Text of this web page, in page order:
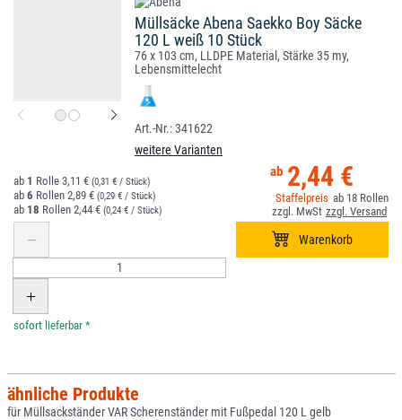
Müllsäcke Abena Saekko Boy Säcke
120 L weiß 10 Stück
76 x 103 cm, LLDPE Material, Stärke 35 my,
Lebensmittelecht
341622
weitere Varianten
2,44 €
18
1 3,11 € (0,31 € / Stück)
6 2,89 € (0,29 € / Stück)
18 2,44 € (0,24 € / Stück)
*
ähnliche Produkte
für Müllsackständer VAR Scherenständer mit Fußpedal 120 L gelb